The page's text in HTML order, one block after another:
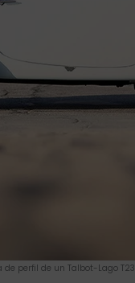
de perfil de un Talbot-Lago T23